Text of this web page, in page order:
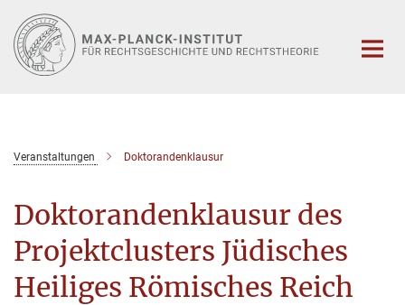
Hauptinhalt
Veranstaltungen Doktorandenklausur
Doktorandenklausur des
Projektclusters Jüdisches
Heiliges Römisches Reich